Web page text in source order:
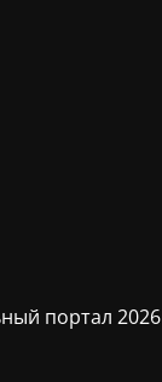
портал 2026